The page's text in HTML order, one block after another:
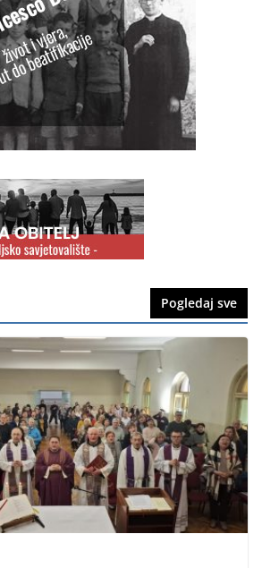
Pogledaj sve